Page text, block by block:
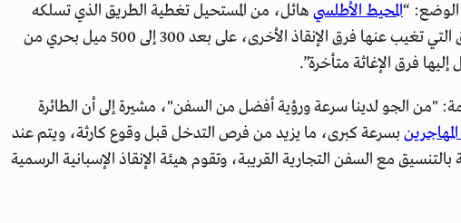
الوضع: “المحيط الأطلسي هائل، من المستحيل تغطية الطريق الذي تسلكه
القوارب بالكامل، نحن نركز على المناطق التي تغيب عنها فرق الإنقاذ الأخرى، على بعد 300 إلى 500 ميل بحري من
فرق الإغاثة متأخرة”.
"من الجو لدينا سرعة ورؤية أفضل من السفن"، مشيرة إلى أن الطائرة
بسرعة كبرى، ما يزيد من فرص التدخل قبل وقوع كارثة، ويتم عند
مع السفن التجارية القريبة، وتقوم هيئة الإنقاذ الإسبانية الرسمية